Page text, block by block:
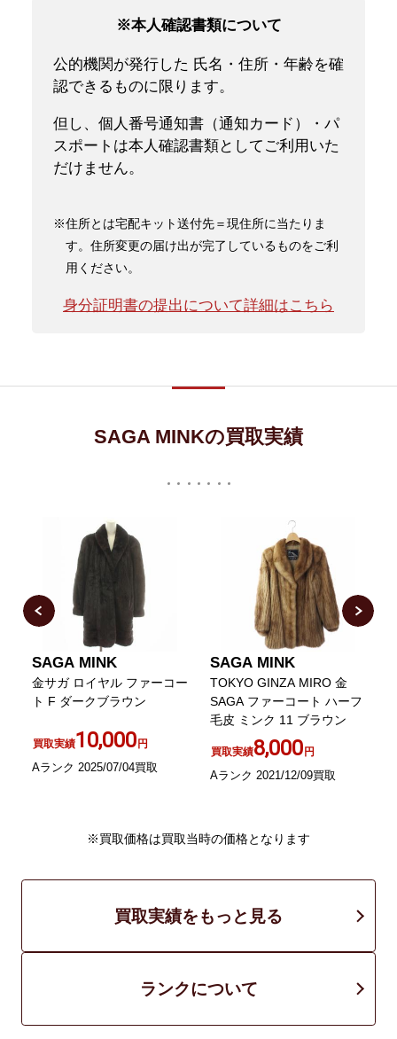
※本人確認書類について
公的機関が発行した 氏名・住所・年齢を確
認できるものに限ります。
但し、個人番号通知書（通知カード）・パ
スポートは本人確認書類としてご利用いた
だけません。
※住所とは宅配キット送付先＝現住所に当たりま
す。住所変更の届け出が完了しているものをご利
用ください。
身分証明書の提出について詳細はこちら
SAGA MINKの買取実績
SAGA MINK
金サガ ロイヤル ファーコー
ト F ダークブラウン
買取実績10,000円
Aランク 2025/07/04買取
SAGA MINK
TOKYO GINZA MIRO 金
SAGA ファーコート ハーフ
毛皮 ミンク 11 ブラウン
買取実績8,000円
Aランク 2021/12/09買取
※買取価格は買取当時の価格となります
買取実績をもっと見る
ランクについて